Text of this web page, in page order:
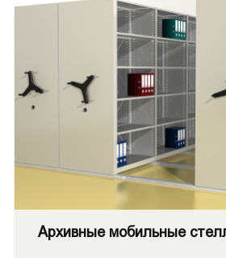
Архивные мобильные